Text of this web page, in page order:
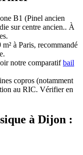
B1 (Pinel ancien
sur centre ancien.. À
m² à Paris, recommandé
notre comparatifbail
copros (notamment
au RIC. Vérifier en
à Dijon :